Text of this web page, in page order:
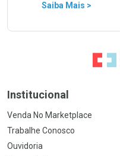
Saiba Mais >
Ir para
Institucional
Venda No Marketplace
Trabalhe Conosco
Ouvidoria